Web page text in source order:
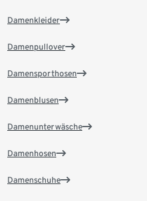
Damenkleider
Damenpullover
Damensporthosen
Damenblusen
Damenunterwäsche
Damenhosen
Damenschuhe